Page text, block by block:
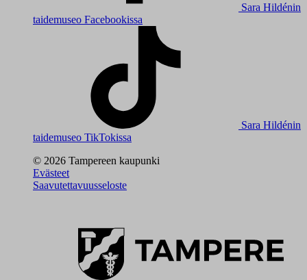
Sara Hildénin
taidemuseo Facebookissa
Sara Hildénin
taidemuseo TikTokissa
© 2026 Tampereen kaupunki
Evästeet
Saavutettavuusseloste